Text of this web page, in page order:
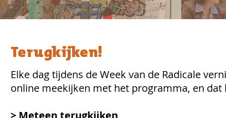
Terugkijken!
Elke dag tijdens de Week van de Radicale
online meekijken met het programma, en dat
> Meteen terugkijken